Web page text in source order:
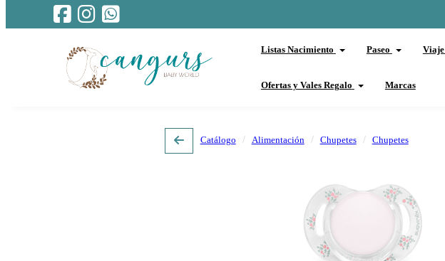
Listas Nacimiento Paseo Viaje
Ofertas y Vales Regalo Marcas
Catálogo Alimentación Chupetes Chupetes